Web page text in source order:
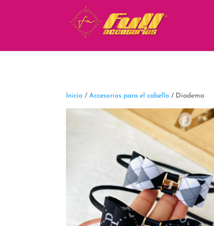
Inicio /Accesorios para el cabello / Diadema